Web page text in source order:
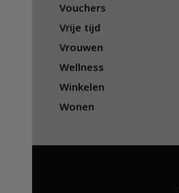
Vouchers
Vrije tijd
Vrouwen
Wellness
Winkelen
Wonen